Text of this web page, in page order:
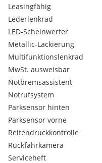
Leasingfähig
Lederlenkrad
LED-Scheinwerfer
Metallic-Lackierung
Multifunktionslenkrad
MwSt. ausweisbar
Notbremsassistent
Notrufsystem
Parksensor hinten
Parksensor vorne
Reifendruckkontrolle
Rückfahrkamera
Serviceheft